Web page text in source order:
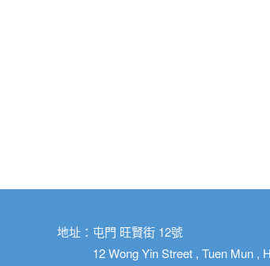
地址：屯門 旺賢街 12號
12 Wong Yin Street , Tuen Mun ,